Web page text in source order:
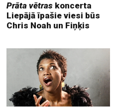
Prāta vētras koncerta
Liepājā īpašie viesi būs
Chris Noah un Fiņķis